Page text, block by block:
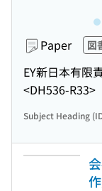
Paper 図
EY新日本有限
<DH536-R33>
Subject Heading